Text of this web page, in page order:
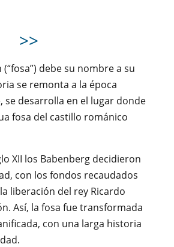
>>
(“fosa”) debe su nombre a su
se remonta a la época
se desarrolla en el lugar donde
fosa del castillo románico
XII los Babenberg decidieron
con los fondos recaudados
liberación del rey Ricardo
Así, la fosa fue transformada
con una larga historia